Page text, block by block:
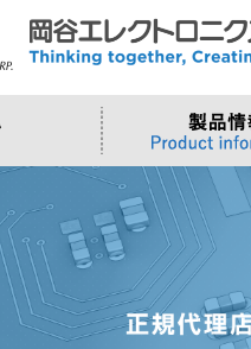
ソフトウェ
>Windows
>Trellix
>AMI
ーション
スマートシ
>ナガレ
>トップメ
>その他・